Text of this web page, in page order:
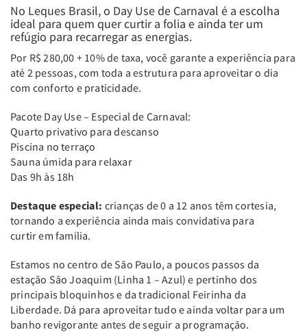
No Leques Brasil, o Day Use de Carnaval é a escolha
ideal para quem quer curtir a folia e ainda ter um
refúgio para recarregar as energias.
Por R$ 280,00 + 10% de taxa, você garante a experiência para
até 2 pessoas, com toda a estrutura para aproveitar o dia
com conforto e praticidade.
Pacote Day Use – Especial de Carnaval:
Quarto privativo para descanso
Piscina no terraço
Sauna úmida para relaxar
Das 9h às 18h
Destaque especial: crianças de 0 a 12 anos têm cortesia,
tornando a experiência ainda mais convidativa para
curtir em família.
Estamos no centro de São Paulo, a poucos passos da
estação São Joaquim (Linha 1 – Azul) e pertinho dos
principais bloquinhos e da tradicional Feirinha da
Liberdade. Dá para aproveitar tudo e ainda voltar para um
banho revigorante antes de seguir a programação.